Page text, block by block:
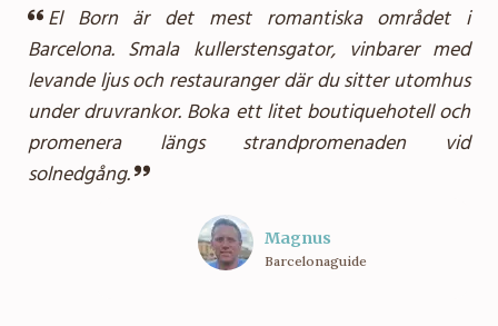
El Born är det mest romantiska området i
Barcelona. Smala kullerstensgator, vinbarer med
levande ljus och restauranger där du sitter utomhus
under druvrankor. Boka ett litet boutiquehotell och
promenera längs strandpromenaden vid
solnedgång.
Magnus
Barcelonaguide